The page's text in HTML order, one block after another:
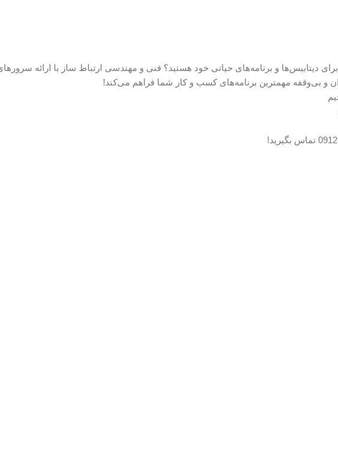
و بی‌وقفه مهمترین برنامه‌های کسب و کار شما فراهم می‌کند!